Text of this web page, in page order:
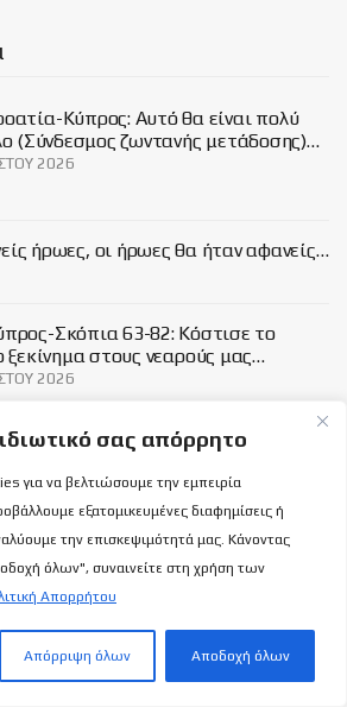
σας απόρρητο
για να βελτιώσουμε την εμπειρία
εξατομικευμένες διαφημίσεις ή
την επισκεψιμότητά μας. Κάνοντας
όλων", συναινείτε στη χρήση των
Απορρήτου
Απόρριψη όλων Αποδοχή όλων
Κύπρος: Αυτό θα είναι πολύ
(Σύνδεσμος ζωντανής μετάδοσης)…
2026
ήρωες, οι ήρωες θα ήταν αφανείς…
Σκόπια 63-82: Κόστισε το
ξεκίνημα στους νεαρούς μας…
2026